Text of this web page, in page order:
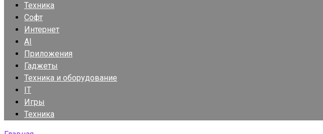
Техника
Софт
Интернет
AI
Приложения
Гаджеты
Техника и оборудование
IT
Игры
Техника